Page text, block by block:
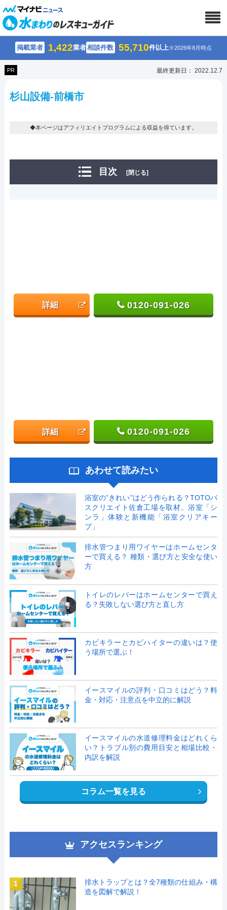
掲載業者 1,422業者相談件数 55,710件以上※2026年8月時点
PR 最終更新日： 2022.12.7
杉山設備-前橋市
◆本ページはアフィリエイトプログラムによる収益を得ています。
目次 [閉じる]
詳細 0120-091-026
詳細 0120-091-026
あわせて読みたい
浴室の”きれい”はどう作られる？TOTOバ
スクリエイト佐倉工場を取材。浴室「シ
ンラ」体験と新機能「浴室クリアキー
プ」
排水管つまり用ワイヤーはホームセンタ
ーで買える？ 種類・選び方と安全な使い
方
トイレのレバーはホームセンターで買え
る？失敗しない選び方と直し方
カビキラーとカビハイターの違いは？使
う場所で選ぶ！
イースマイルの評判・口コミはどう？料
金・対応・注意点を中立的に解説
イースマイルの水道修理料金はどれくら
い？トラブル別の費用目安と相場比較・
内訳を解説
コラム一覧を見る
アクセスランキング
1
排水トラップとは？全7種類の仕組み・構
造を図解で解説！